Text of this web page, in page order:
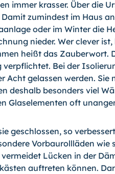
immer krasser. Über die
zumindest im Haus
oder im Winter die
nieder. Wer clever
heißt das Zauberwort.
Bei der
Acht gelassen werden. Sie
deshalb besonders viel
Glaselementen oft
geschlossen, so
Vorbaurollläden wie
Lücken in der
auftreten können.